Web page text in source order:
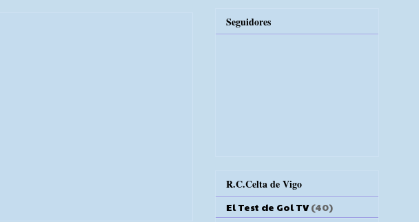
Seguidores
R.C.Celta de Vigo
El Test de Gol TV (40)